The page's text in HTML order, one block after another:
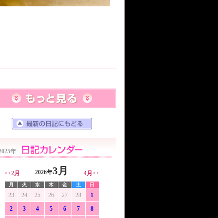
年
2026年3月
<<2月 4月 >>
月 火 水 木 金 土 日
23 24 25 26 27 28
1
2
3 4 5 6 7 8